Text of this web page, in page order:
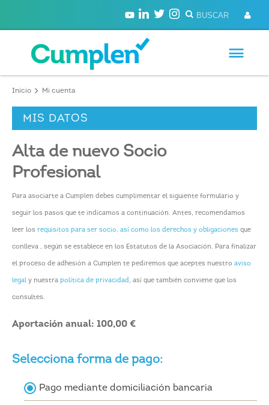
Inicio Mi cuenta
MIS DATOS
Alta de nuevo Socio
Profesional
Para asociarte a Cumplen debes cumplimentar el siguiente formulario y
seguir los pasos que te indicamos a continuación. Antes, recomendamos
leer los requisitos para ser socio, así como los derechos y obligaciones que
conlleva , según se establece en los Estatutos de la Asociación. Para finalizar
el proceso de adhesión a Cumplen te pediremos que aceptes nuestro aviso
legal y nuestra política de privacidad, así que también conviene que los
consultes.
Aportación anual: 100,00 €
Selecciona forma de pago:
Pago mediante domiciliación bancaria